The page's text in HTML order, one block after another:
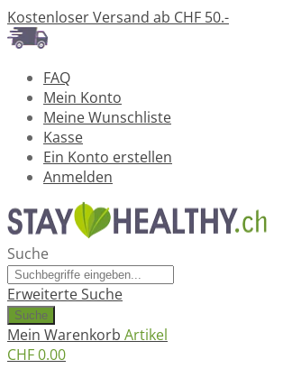
Kostenloser Versand ab CHF 50.-
FAQ
Mein Konto
Meine Wunschliste
Kasse
Ein Konto erstellen
Anmelden
Suche
Erweiterte Suche
Suche
Mein Warenkorb Artikel
CHF 0.00